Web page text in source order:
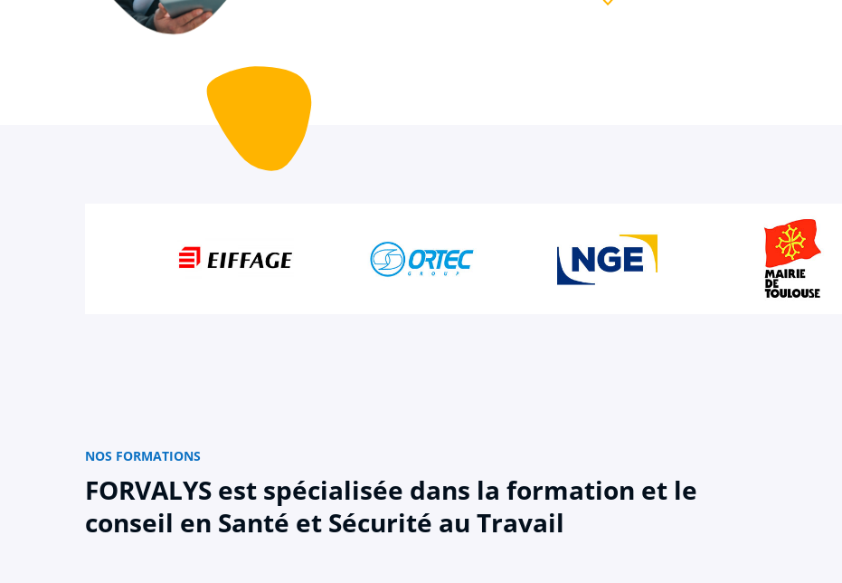
NOS FORMATIONS
FORVALYS est spécialisée dans la formation et le
conseil en Santé et Sécurité au Travail